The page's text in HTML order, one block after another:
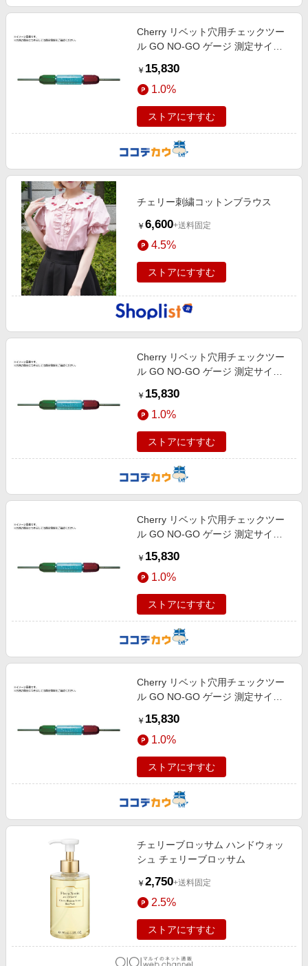
Cherry リベット穴用チェックツー
ル GO NO-GO ゲージ 測定サイズ3
￥ 15,830
1.0%
ストアにすすむ
チェリー刺繍コットンブラウス
￥ 6,600+送料固定
4.5%
ストアにすすむ
Cherry リベット穴用チェックツー
ル GO NO-GO ゲージ 測定サイズ3
￥ 15,830
1.0%
ストアにすすむ
Cherry リベット穴用チェックツー
ル GO NO-GO ゲージ 測定サイズ1
￥ 15,830
1.0%
ストアにすすむ
Cherry リベット穴用チェックツー
ル GO NO-GO ゲージ 測定サイズ1
￥ 15,830
1.0%
ストアにすすむ
チェリーブロッサム ハンドウォッ
シュ チェリーブロッサム
￥ 2,750+送料固定
2.5%
ストアにすすむ